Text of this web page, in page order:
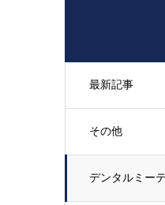
最新記事
その他
デンタルミー